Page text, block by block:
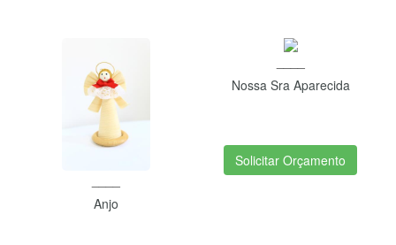
Anjo
Nossa Sra Aparecida
Solicitar Orçamento